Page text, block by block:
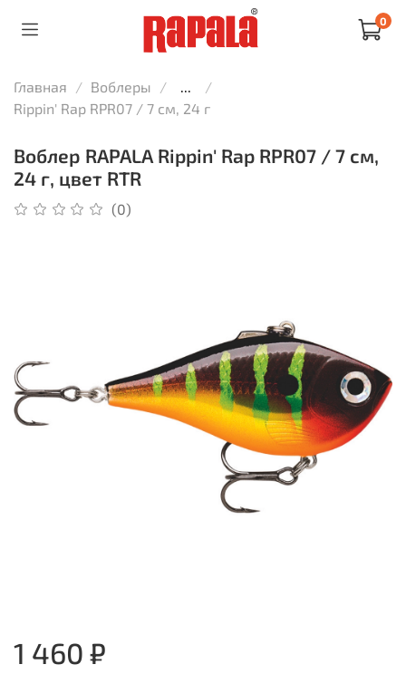
0
Главная Воблеры
...
Rippin' Rap RPR07 / 7 см, 24 г
Воблер RAPALA Rippin' Rap RPR07 / 7 см,
24 г, цвет RTR
(0)
1 460 ₽